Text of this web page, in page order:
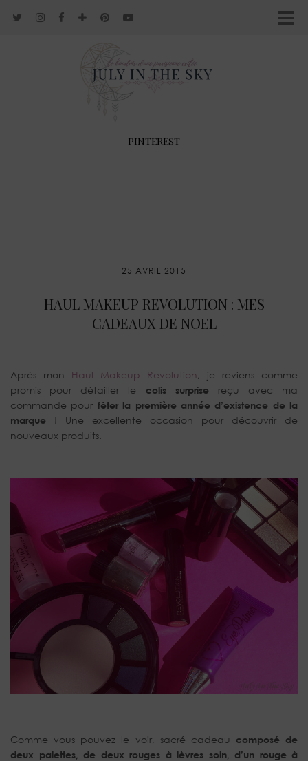
PINTEREST
25 AVRIL 2015
HAUL MAKEUP REVOLUTION : MES
CADEAUX DE NOEL
Après mon Haul Makeup Revolution , je reviens comme
promis pour détailler le colis surprise reçu avec ma
commande pour fêter la première année d’existence de la
marque ! Une excellente occasion pour découvrir de
nouveaux produits.
Comme vous pouvez le voir, sacré cadeau composé de
deux palettes, de deux rouges à lèvres soin, d’un rouge à